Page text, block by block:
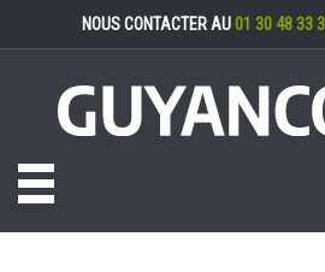
NOUS CONTACTER AU 01 30 48 33
Toggle navigation